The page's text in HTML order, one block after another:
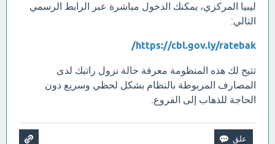
ليبيا المركزي، يمكنك الدخول مباشرة عبر الرابط الرسمي
التالي:
https://cbl.gov.ly/ratebak/
تتيح لك هذه المنظومة معرفة حالة نزول راتبك لدى
المصارف المربوطة بالنظام بشكل لحظي وسريع دون
الحاجة للذهاب إلى الفروع.